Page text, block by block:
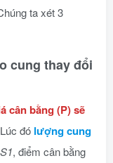
ta xét 3
cung thay đổi
cân bằng (P) sẽ
đó lượng cung
S1, điểm cân bằng